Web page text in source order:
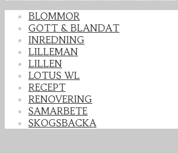
BLOMMOR
GOTT & BLANDAT
INREDNING
LILLEMAN
LILLEN
LOTUS WL
RECEPT
RENOVERING
SAMARBETE
SKOGSBACKA